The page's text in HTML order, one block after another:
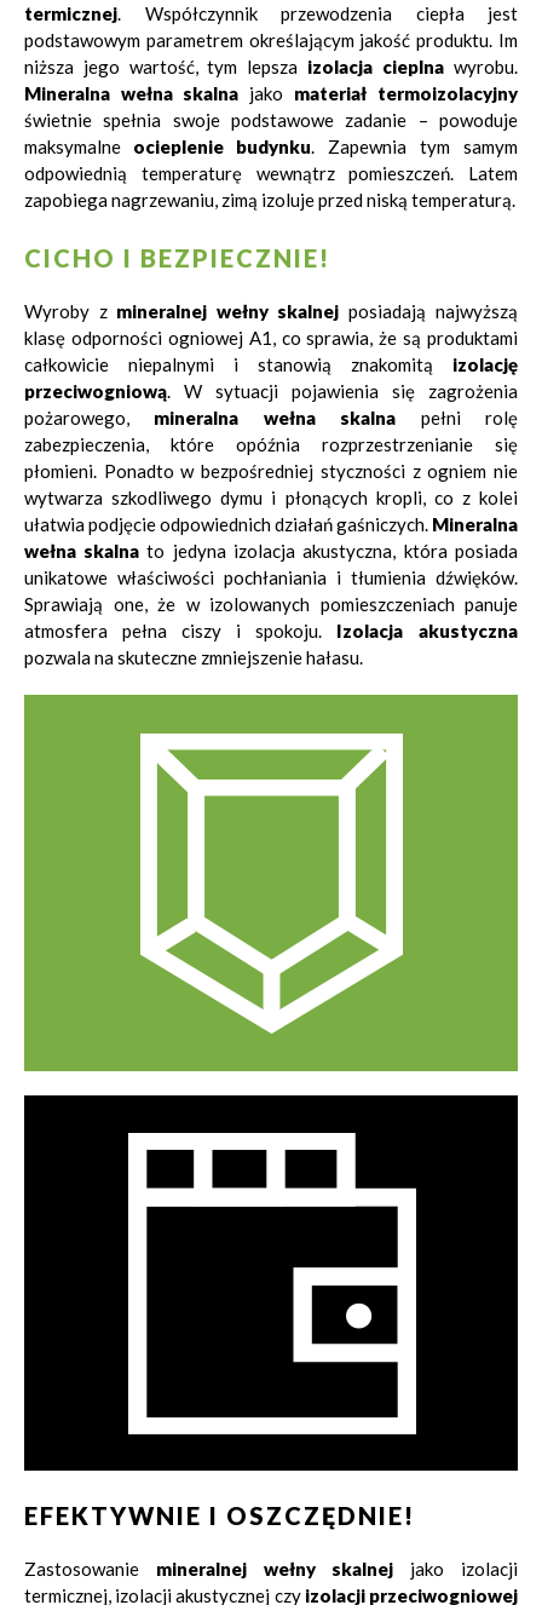
termicznej. Współczynnik przewodzenia ciepła jest
podstawowym parametrem określającym jakość produktu. Im
niższa jego wartość, tym lepsza izolacja cieplna wyrobu.
Mineralna wełna skalna jako materiał termoizolacyjny
świetnie spełnia swoje podstawowe zadanie – powoduje
maksymalne ocieplenie budynku. Zapewnia tym samym
odpowiednią temperaturę wewnątrz pomieszczeń. Latem
zapobiega nagrzewaniu, zimą izoluje przed niską temperaturą.
CICHO I BEZPIECZNIE!
Wyroby z mineralnej wełny skalnej posiadają najwyższą
klasę odporności ogniowej A1, co sprawia, że są produktami
całkowicie niepalnymi i stanowią znakomitą izolację
przeciwogniową. W sytuacji pojawienia się zagrożenia
pożarowego, mineralna wełna skalna pełni rolę
zabezpieczenia, które opóźnia rozprzestrzenianie się
płomieni. Ponadto w bezpośredniej styczności z ogniem nie
wytwarza szkodliwego dymu i płonących kropli, co z kolei
ułatwia podjęcie odpowiednich działań gaśniczych. Mineralna
wełna skalna to jedyna izolacja akustyczna, która posiada
unikatowe właściwości pochłaniania i tłumienia dźwięków.
Sprawiają one, że w izolowanych pomieszczeniach panuje
atmosfera pełna ciszy i spokoju. Izolacja akustyczna
pozwala na skuteczne zmniejszenie hałasu.
EFEKTYWNIE I OSZCZĘDNIE!
Zastosowanie mineralnej wełny skalnej jako izolacji
termicznej, izolacji akustycznej czyizolacji przeciwogniowej